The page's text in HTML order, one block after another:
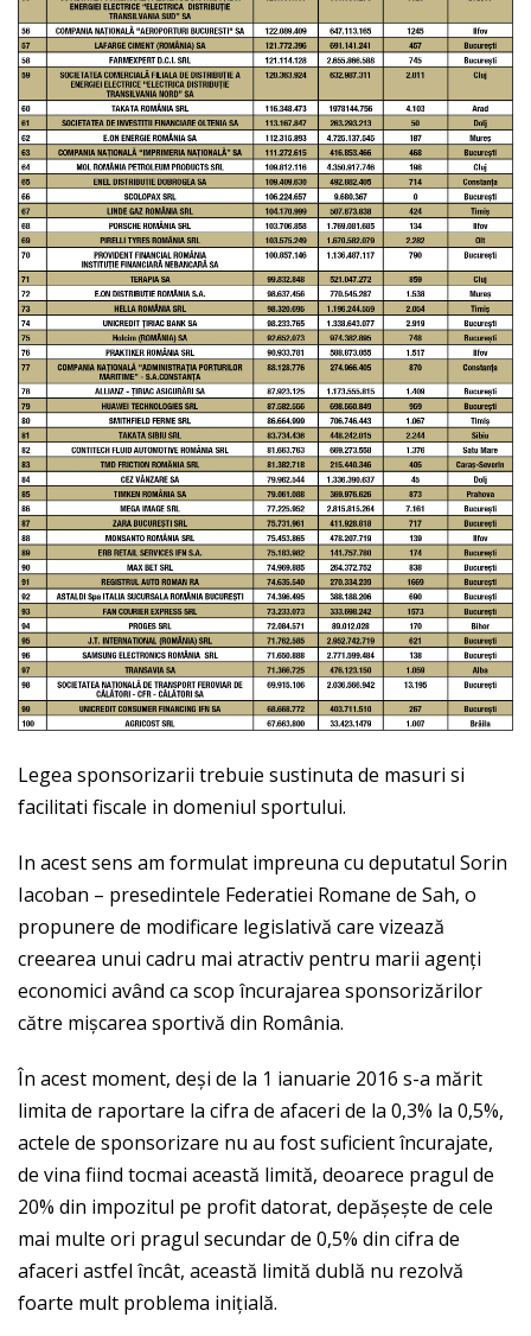
Legea sponsorizarii trebuie sustinuta de masuri si
facilitati fiscale in domeniul sportului.
In acest sens am formulat impreuna cu deputatul Sorin
Iacoban – presedintele Federatiei Romane de Sah, o
propunere de modificare legislativă care vizează
creearea unui cadru mai atractiv pentru marii agenți
economici având ca scop încurajarea sponsorizărilor
către mișcarea sportivă din România.
În acest moment, deși de la 1 ianuarie 2016 s-a mărit
limita de raportare la cifra de afaceri de la 0,3% la 0,5%,
actele de sponsorizare nu au fost suficient încurajate,
de vina fiind tocmai această limită, deoarece pragul de
20% din impozitul pe profit datorat, depășește de cele
mai multe ori pragul secundar de 0,5% din cifra de
afaceri astfel încât, această limită dublă nu rezolvă
foarte mult problema inițială.